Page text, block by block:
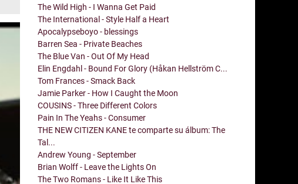
The Wild High - I Wanna Get Paid
The International - Style Half a Heart
Apocalypseboyo - blessings
Barren Sea - Private Beaches
The Blue Van - Out Of My Head
Elin Engdahl - Bound For Glory (Håkan Hellström C...
Tom Frances - Smack Back
Jamie Parker - How I Caught the Moon
COUSINS - Three Different Colors
Pain In The Yeahs - Consumer
THE NEW CITIZEN KANE te comparte su álbum: The
Tal...
Andrew Young - September
Brian Wolff - Leave the Lights On
The Two Romans - Like It Like This